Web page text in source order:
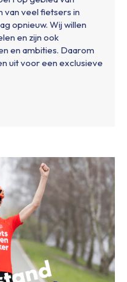
veel fietsers in
opnieuw. Wij willen
en zijn ook
en ambities. Daarom
uit voor een exclusieve